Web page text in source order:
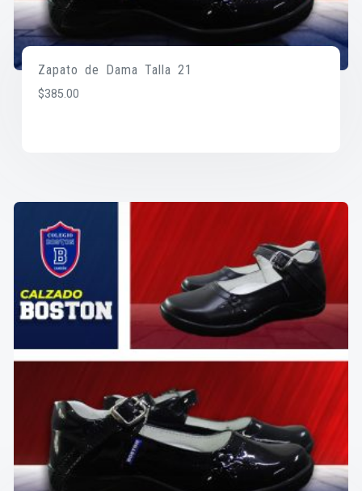
Zapato de Dama Talla 21
$385.00